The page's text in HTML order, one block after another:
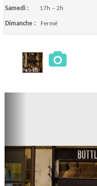
Samedi : 17h – 2h
Dimanche : Fermé